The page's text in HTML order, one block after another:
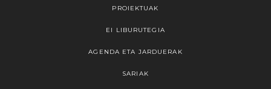
PROIEKTUAK
EI LIBURUTEGIA
AGENDA ETA JARDUERAK
SARIAK